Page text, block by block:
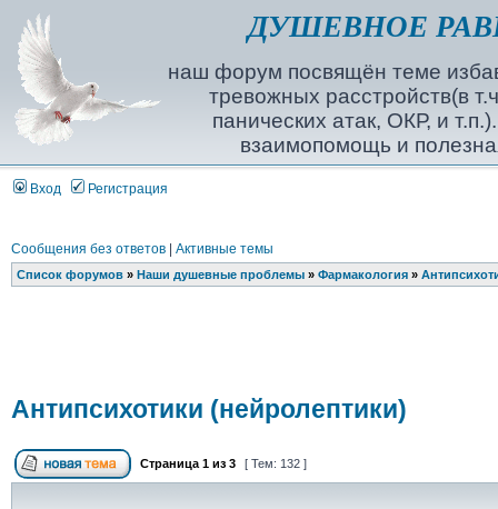
ДУШЕВНОЕ
наш форум посвящён теме
тревожных расстройств(в
панических атак, ОКР, и
взаимопомощь и
Вход Регистрация
Сообщения без ответов| Активные темы
Список форумов» Наши душевные проблемы» Фармакология»
Антипсихотики (нейролептики)
Страница 1из 3 [ Тем: 132 ]